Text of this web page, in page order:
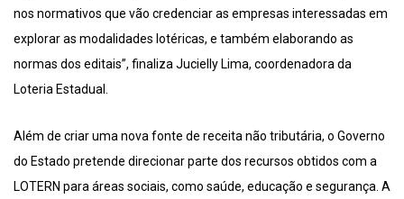
nos normativos que vão credenciar as empresas interessadas em
explorar as modalidades lotéricas, e também elaborando as
normas dos editais”, finaliza Jucielly Lima, coordenadora da
Loteria Estadual.
Além de criar uma nova fonte de receita não tributária, o Governo
do Estado pretende direcionar parte dos recursos obtidos com a
LOTERN para áreas sociais, como saúde, educação e segurança. A